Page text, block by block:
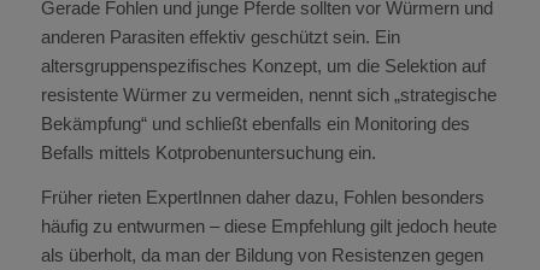
Gerade Fohlen und junge Pferde sollten vor Würmern und
anderen Parasiten effektiv geschützt sein. Ein
altersgruppenspezifisches Konzept, um die Selektion auf
resistente Würmer zu vermeiden, nennt sich „strategische
Bekämpfung“ und schließt ebenfalls ein Monitoring des
Befalls mittels Kotprobenuntersuchung ein.
Früher rieten ExpertInnen daher dazu, Fohlen besonders
häufig zu entwurmen – diese Empfehlung gilt jedoch heute
als überholt, da man der Bildung von Resistenzen gegen